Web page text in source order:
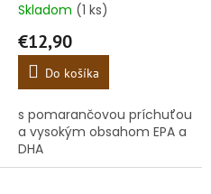
Skladom (1 ks)
€12,90
Do košíka
s pomarančovou príchuťou
a vysokým obsahom EPA a
DHA